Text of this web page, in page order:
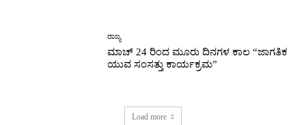
ರಾಜ್ಯ
ಮಾಚ್ 24 ರಿಂದ ಮೂರು ದಿನಗಳ ಕಾಲ “ಜಾಗತಿಕ
ಯುವ ಸಂಸತ್ತು ಕಾರ್ಯಕ್ರಮ”
Load more